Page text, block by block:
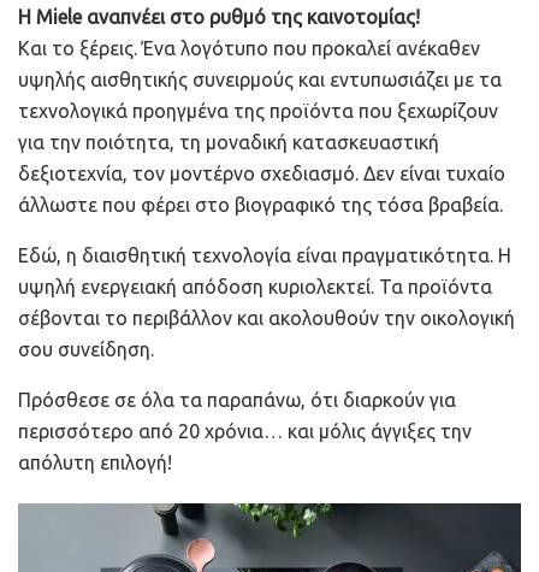
H Miele αναπνέει στο ρυθμό της καινοτομίας!
Και το ξέρεις. Ένα λογότυπο που προκαλεί ανέκαθεν
υψηλής αισθητικής συνειρμούς και εντυπωσιάζει με τα
τεχνολογικά προηγμένα της προϊόντα που ξεχωρίζουν
για την ποιότητα, τη μοναδική κατασκευαστική
δεξιοτεχνία, τον μοντέρνο σχεδιασμό. Δεν είναι τυχαίο
άλλωστε που φέρει στο βιογραφικό της τόσα βραβεία.
Εδώ, η διαισθητική τεχνολογία είναι πραγματικότητα. Η
υψηλή ενεργειακή απόδοση κυριολεκτεί. Τα προϊόντα
σέβονται το περιβάλλον και ακολουθούν την οικολογική
σου συνείδηση.
Πρόσθεσε σε όλα τα παραπάνω, ότι διαρκούν για
περισσότερο από 20 χρόνια… και μόλις άγγιξες την
απόλυτη επιλογή!